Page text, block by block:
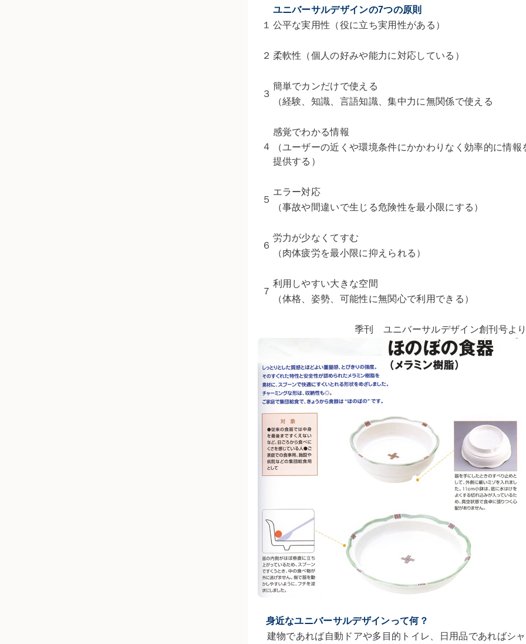
ユニバーサルデザインの7つの原則
１ 公平な実用性（役に立ち実用性がある）
２ 柔軟性（個人の好みや能力に対応している）
３
簡単でカンだけで使える
（経験、知識、言語知識、集中力に無関係で使える
４
感覚でわかる情報
（ユーザーの近くや環境条件にかかわりなく効率的に情報
提供する）
５
エラー対応
（事故や間違いで生じる危険性を最小限にする）
６
労力が少なくてすむ
（肉体疲労を最小限に抑えられる）
７
利用しやすい大きな空間
（体格、姿勢、可能性に無関心で利用できる）
季刊 ユニバーサルデザイン創刊号よ
身近なユニバーサルデザインって何？
建物であれば自動ドアや多目的トイレ、日用品であればシャ